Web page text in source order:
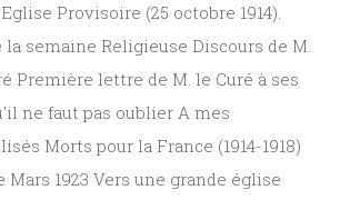
Provisoire (25 octobre 1914).
semaine Religieuse Discours de M.
Première lettre de M. le Curé à ses
ne faut pas oublier A mes
Morts pour la France (1914-1918)
1923 Vers une grande église